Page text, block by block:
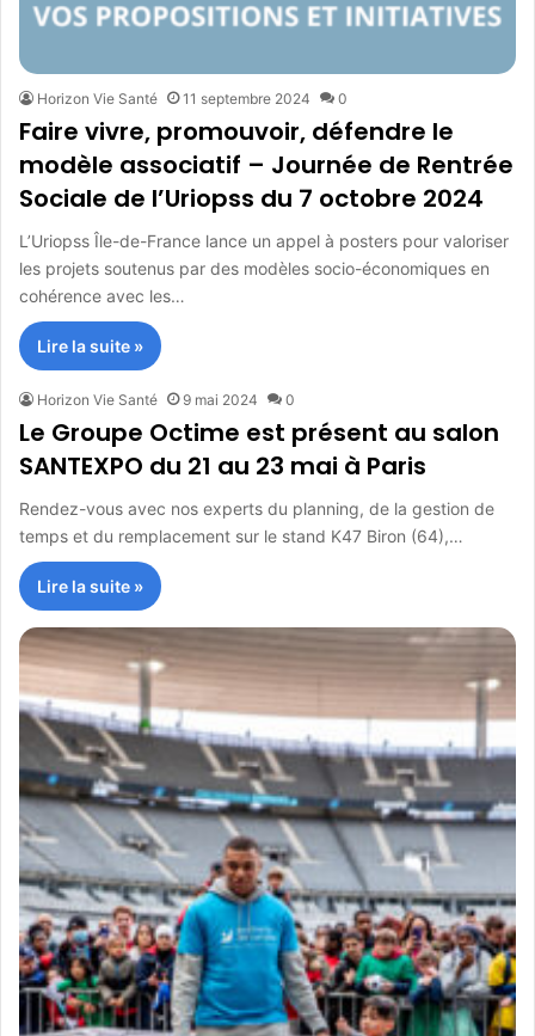
Horizon Vie Santé 11 septembre 2024 0
Faire vivre, promouvoir, défendre le
modèle associatif – Journée de Rentrée
Sociale de l’Uriopss du 7 octobre 2024
L’Uriopss Île-de-France lance un appel à posters pour valoriser
les projets soutenus par des modèles socio-économiques en
cohérence avec les…
Lire la suite »
Horizon Vie Santé 9 mai 2024 0
Le Groupe Octime est présent au salon
SANTEXPO du 21 au 23 mai à Paris
Rendez-vous avec nos experts du planning, de la gestion de
temps et du remplacement sur le stand K47 Biron (64),…
Lire la suite »